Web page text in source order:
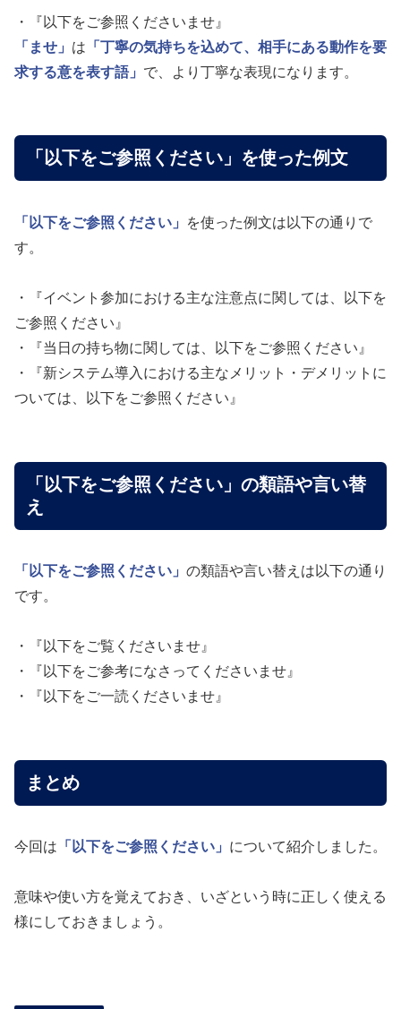
・『以下をご参照くださいませ』
「ませ」 は 「丁寧の気持ちを込めて、相手にある動作を要
求する意を表す語」 で、より丁寧な表現になります。
「以下をご参照ください」を使った例文
「以下をご参照ください」
を使った例文は以下の通りで
す。
・『イベント参加における主な注意点に関しては、以下を
ご参照ください』
・『当日の持ち物に関しては、以下をご参照ください』
・『新システム導入における主なメリット・デメリットに
ついては、以下をご参照ください』
「以下をご参照ください」の類語や言い替
え
「以下をご参照ください」 の類語や言い替えは以下の通り
です。
・『以下をご覧くださいませ』
・『以下をご参考になさってくださいませ』
・『以下をご一読くださいませ』
まとめ
今回は 「以下をご参照ください」 について紹介しました。
意味や使い方を覚えておき、いざという時に正しく使える
様にしておきましょう。